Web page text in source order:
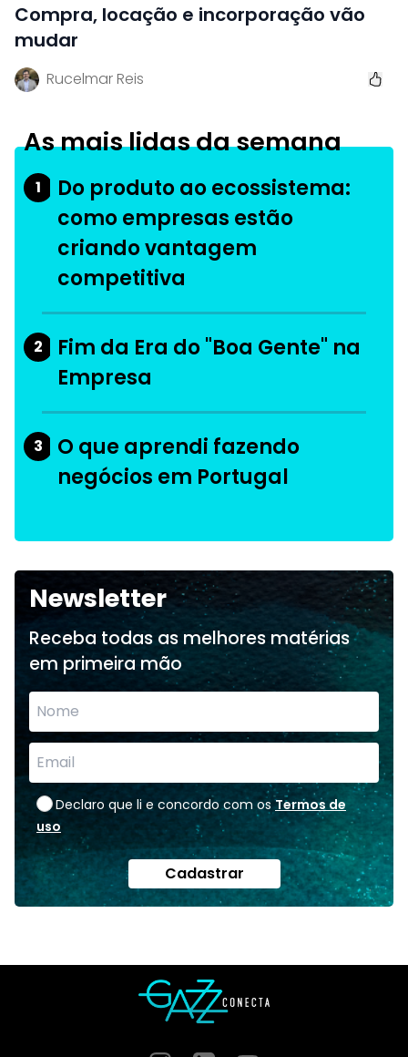
Compra, locação e incorporação vão
mudar
Rucelmar Reis
As mais lidas da semana
1
Do produto ao ecossistema:
como empresas estão
criando vantagem
competitiva
2
Fim da Era do "Boa Gente" na
Empresa
3
O que aprendi fazendo
negócios em Portugal
Newsletter
Receba todas as melhores matérias
em primeira mão
Declaro que li e concordo com os Termos de
uso
Cadastrar